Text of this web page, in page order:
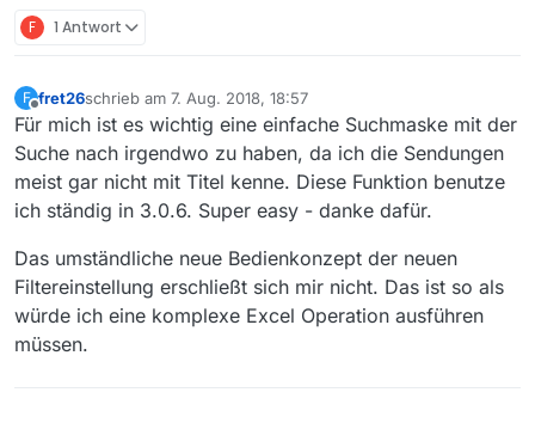
F 1 Antwort
F
Offline
fret26schrieb am 7. Aug. 2018, 18:57
zuletzt editiert von
Für mich ist es wichtig eine einfache Suchmaske mit der
Suche nach irgendwo zu haben, da ich die Sendungen
meist gar nicht mit Titel kenne. Diese Funktion benutze
ich ständig in 3.0.6. Super easy - danke dafür.
Das umständliche neue Bedienkonzept der neuen
Filtereinstellung erschließt sich mir nicht. Das ist so als
würde ich eine komplexe Excel Operation ausführen
müssen.